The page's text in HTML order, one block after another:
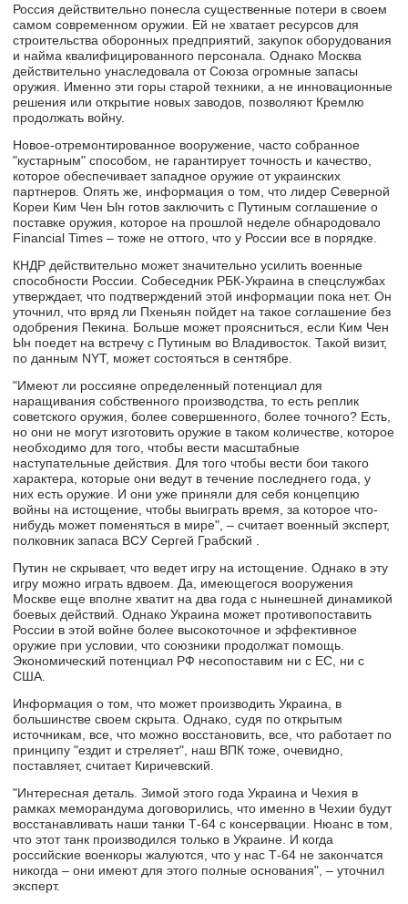
Россия действительно понесла существенные потери в своем
самом современном оружии. Ей не хватает ресурсов для
строительства оборонных предприятий, закупок оборудования
и найма квалифицированного персонала. Однако Москва
действительно унаследовала от Союза огромные запасы
оружия. Именно эти горы старой техники, а не инновационные
решения или открытие новых заводов, позволяют Кремлю
продолжать войну.
Новое-отремонтированное вооружение, часто собранное
"кустарным" способом, не гарантирует точность и качество,
которое обеспечивает западное оружие от украинских
партнеров. Опять же, информация о том, что лидер Северной
Кореи Ким Чен Ын готов заключить с Путиным соглашение о
поставке оружия, которое на прошлой неделе обнародовало
Financial Times – тоже не оттого, что у России все в порядке.
КНДР действительно может значительно усилить военные
способности России. Собеседник РБК-Украина в спецслужбах
утверждает, что подтверждений этой информации пока нет. Он
уточнил, что вряд ли Пхеньян пойдет на такое соглашение без
одобрения Пекина. Больше может проясниться, если Ким Чен
Ын поедет на встречу с Путиным во Владивосток. Такой визит,
по данным NYT, может состояться в сентябре.
"Имеют ли россияне определенный потенциал для
наращивания собственного производства, то есть реплик
советского оружия, более совершенного, более точного? Есть,
но они не могут изготовить оружие в таком количестве, которое
необходимо для того, чтобы вести масштабные
наступательные действия. Для того чтобы вести бои такого
характера, которые они ведут в течение последнего года, у
них есть оружие. И они уже приняли для себя концепцию
войны на истощение, чтобы выиграть время, за которое что-
нибудь может поменяться в мире", – считает военный эксперт,
полковник запаса ВСУ Сергей Грабский .
Путин не скрывает, что ведет игру на истощение. Однако в эту
игру можно играть вдвоем. Да, имеющегося вооружения
Москве еще вполне хватит на два года с нынешней динамикой
боевых действий. Однако Украина может противопоставить
России в этой войне более высокоточное и эффективное
оружие при условии, что союзники продолжат помощь.
Экономический потенциал РФ несопоставим ни с ЕС, ни с
США.
Информация о том, что может производить Украина, в
большинстве своем скрыта. Однако, судя по открытым
источникам, все, что можно восстановить, все, что работает по
принципу "ездит и стреляет", наш ВПК тоже, очевидно,
поставляет, считает Киричевский.
"Интересная деталь. Зимой этого года Украина и Чехия в
рамках меморандума договорились, что именно в Чехии будут
восстанавливать наши танки Т-64 с консервации. Нюанс в том,
что этот танк производился только в Украине. И когда
российские военкоры жалуются, что у нас Т-64 не закончатся
никогда – они имеют для этого полные основания", – уточнил
эксперт.